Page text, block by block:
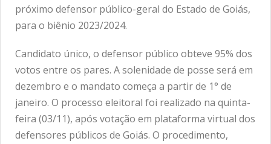
próximo defensor público-geral do Estado de Goiás,
para o biênio 2023/2024.
Candidato único, o defensor público obteve 95% dos
votos entre os pares. A solenidade de posse será em
dezembro e o mandato começa a partir de 1° de
janeiro. O processo eleitoral foi realizado na quinta-
feira (03/11), após votação em plataforma virtual dos
defensores públicos de Goiás. O procedimento,